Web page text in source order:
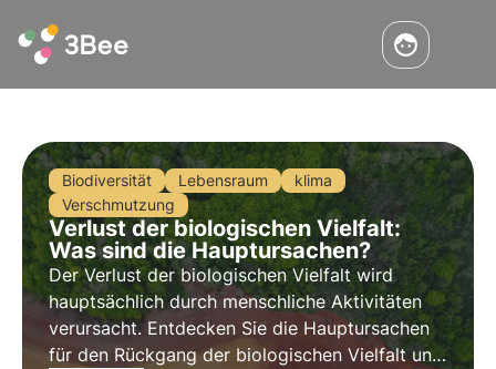
Biodiversität Lebensraum
klima
Verschmutzung
Verlust der biologischen Vielfalt:
Was sind die Hauptursachen?
Der Verlust der biologischen Vielfalt wird
hauptsächlich durch menschliche Aktivitäten
verursacht. Entdecken Sie die Hauptursachen
für den Rückgang der biologischen Vielfalt und